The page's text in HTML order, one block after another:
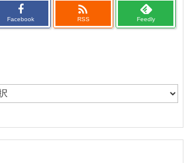
Facebook

RSS Feedly